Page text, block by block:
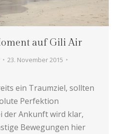
auf Gili Air
23. November 2015
ein Traumziel, sollten
Perfektion
der Ankunft wird klar,
Bewegungen hier